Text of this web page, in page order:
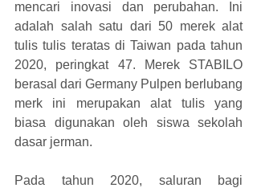
mencari inovasi dan perubahan. Ini
adalah salah satu dari 50 merek alat
tulis tulis teratas di Taiwan pada tahun
2020, peringkat 47. Merek STABILO
berasal dari Germany Pulpen berlubang
merk ini merupakan alat tulis yang
biasa digunakan oleh siswa sekolah
dasar jerman.
Pada tahun 2020, saluran bagi